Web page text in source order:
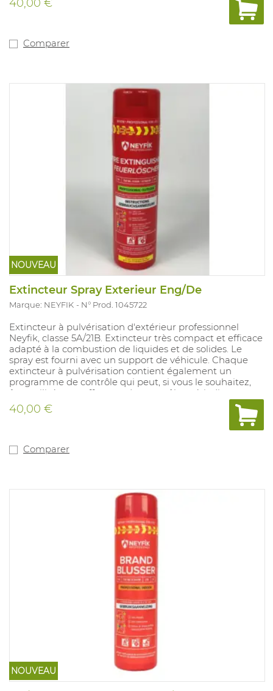
entretien et a une durée de vie de 5 ans. Le spray est
fourni avec un support de véhicule. Ce modèle contient
Ce modèle est également disponible avec le texte
40,00 €
Comparer
NOUVEAU
Extincteur Spray Exterieur Eng/De
Marque: NEYFIK N° Prod. 1045722
Extincteur à pulvérisation d'extérieur professionnel
Neyfik, classe 5A/21B. Extincteur très compact et efficace
adapté à la combustion de liquides et de solides. Le
spray est fourni avec un support de véhicule. Chaque
extincteur à pulvérisation contient également un
programme de contrôle qui peut, si vous le souhaitez,
être utilisé pour effectuer des contrôles périodiques.
L'extincteur à pulvérisation ne nécessite aucun
entretien et a une durée de vie de 5 ans. Le spray est
fourni avec un support de véhicule. Ce modèle contient
calendrier de contrôle. Ce modèle est également
40,00 €
Comparer
NOUVEAU